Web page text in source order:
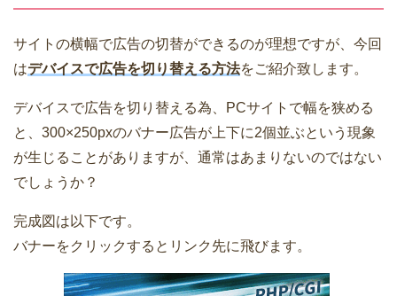
サイトの横幅で広告の切替ができるのが理想ですが、今回
はデバイスで広告を切り替える方法をご紹介致します。
デバイスで広告を切り替える為、PCサイトで幅を狭める
と、300×250pxのバナー広告が上下に2個並ぶという現象
が生じることがありますが、通常はあまりないのではない
でしょうか？
完成図は以下です。
バナーをクリックするとリンク先に飛びます。